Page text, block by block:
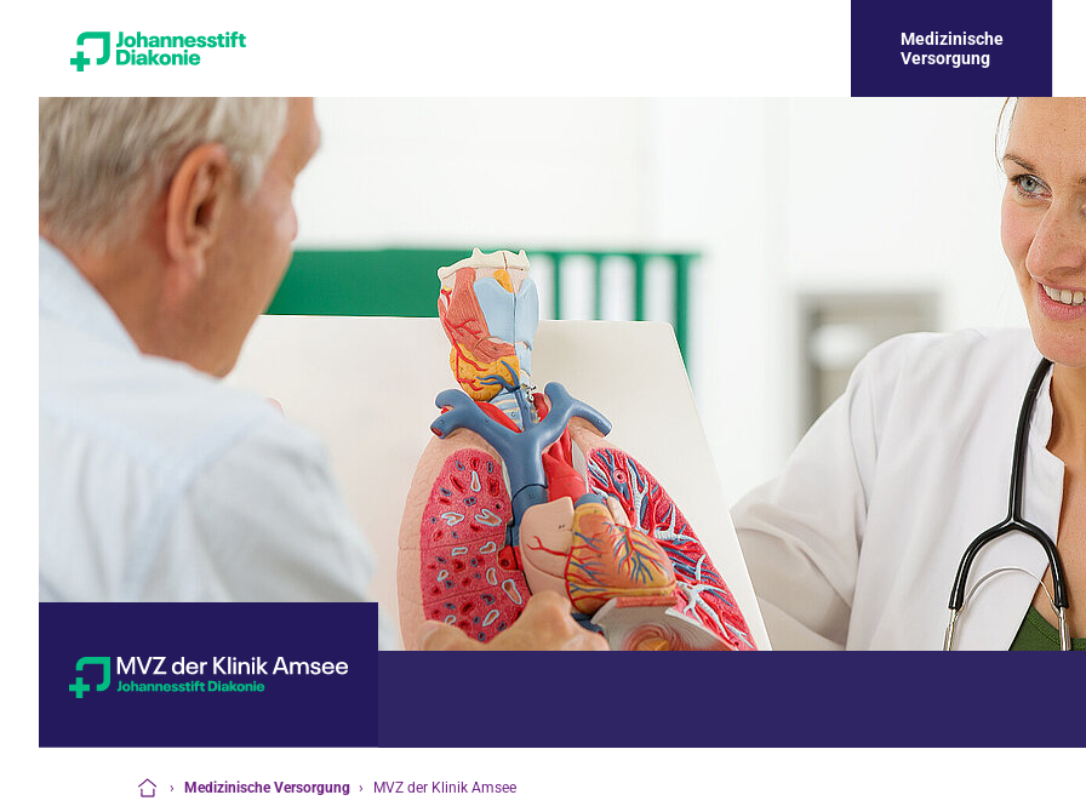
Medizinische
Versorgung
› Medizinische Versorgung › MVZ der Klinik Amsee